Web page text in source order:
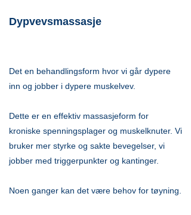
Dypvevsmassasje
Det en behandlingsform hvor vi går dypere
inn og jobber i dypere muskelvev.
Dette er en effektiv massasjeform for
kroniske spenningsplager og muskelknuter. Vi
bruker mer styrke og sakte bevegelser, vi
jobber med triggerpunkter og kantinger.
Noen ganger kan det være behov for tøyning.